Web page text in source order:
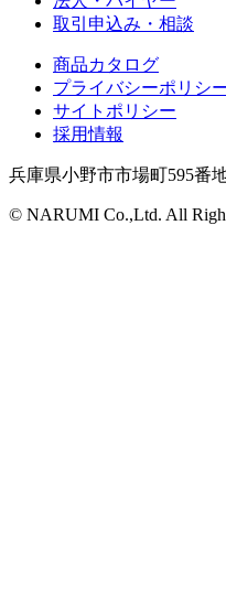
取引申込み・相談
商品カタログ
プライバシーポリシ
サイトポリシー
採用情報
兵庫県小野市市場町595番
© NARUMI Co.,Ltd. All